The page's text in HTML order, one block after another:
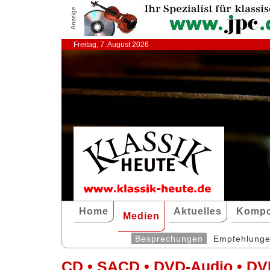
Anzeige
Freitag, 7. August 2026
Home Medien Aktuelles
Besprechungen
CD • SACD • DVD-Audio •